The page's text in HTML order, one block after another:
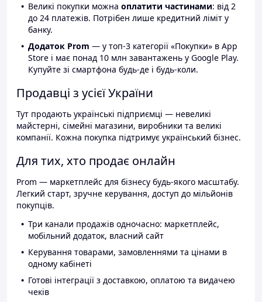
Великі покупки можна оплатити частинами: від 2
до 24 платежів. Потрібен лише кредитний ліміт у
банку.
Додаток Prom — у топ-3 категорії «Покупки» в App
Store і має понад 10 млн завантажень у Google Play.
Купуйте зі смартфона будь-де і будь-коли.
Продавці з усієї України
Тут продають українські підприємці — невеликі
майстерні, сімейні магазини, виробники та великі
компанії. Кожна покупка підтримує український бізнес.
Для тих, хто продає онлайн
Prom — маркетплейс для бізнесу будь-якого масштабу.
Легкий старт, зручне керування, доступ до мільйонів
покупців.
Три канали продажів одночасно: маркетплейс,
мобільний додаток, власний сайт
Керування товарами, замовленнями та цінами в
одному кабінеті
Готові інтеграції з доставкою, оплатою та видачею
чеків